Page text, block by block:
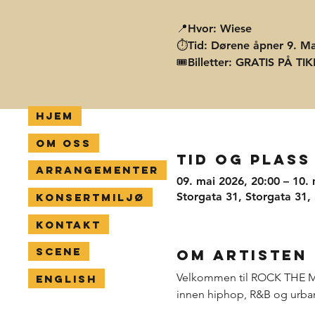
Hjem
Om oss
Arrangementer
Konsertmiljø
Kontakt
Scene
English
📍Hvor: Wiese
⏱️Tid: Dørene åpner 9.
🎟️Billetter: GRATIS PÅ
Tid og plass
09. mai 2026, 20:00 – 10.
Storgata 31, Storgata 31,
Om artisten
Velkommen til ROCK THE
innen hiphop, R&B og